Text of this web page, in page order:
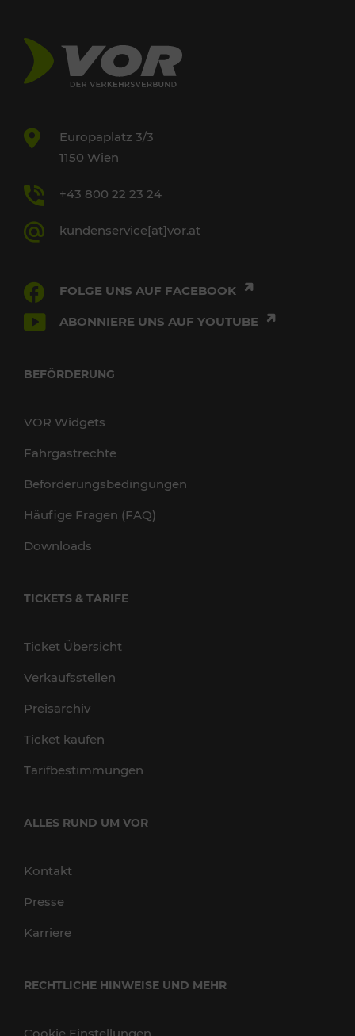
Europaplatz 3/3
1150 Wien
+43 800 22 23 24
kundenservice[at]vor.at
FOLGE UNS AUF FACEBOOK
ABONNIERE UNS AUF YOUTUBE
BEFÖRDERUNG
VOR Widgets
Fahrgastrechte
Beförderungsbedingungen
Häufige Fragen (FAQ)
Downloads
TICKETS & TARIFE
Ticket Übersicht
Verkaufsstellen
Preisarchiv
Ticket kaufen
Tarifbestimmungen
ALLES RUND UM VOR
Kontakt
Presse
Karriere
RECHTLICHE HINWEISE UND MEHR